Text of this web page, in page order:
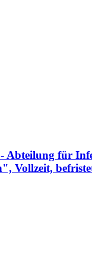
für
Vollzeit,